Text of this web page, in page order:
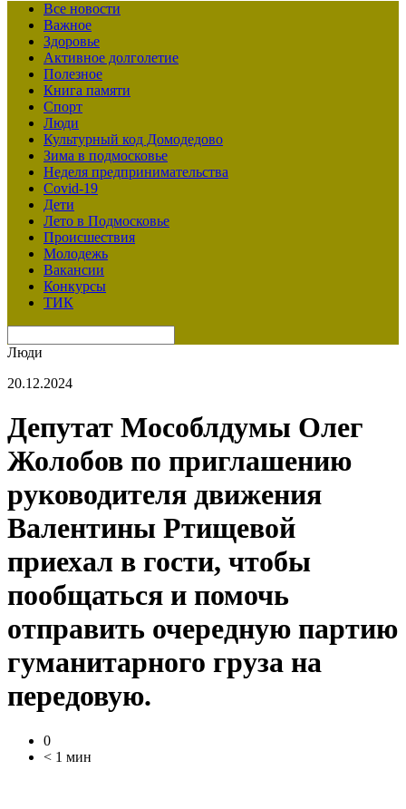
Все новости
Важное
Здоровье
Активное долголетие
Полезное
Книга памяти
Спорт
Люди
Культурный код Домодедово
Зима в подмосковье
Неделя предпринимательства
Covid-19
Дети
Лето в Подмосковье
Происшествия
Молодежь
Вакансии
Конкурсы
ТИК
Люди
20.12.2024
Депутат Мособлдумы Олег
Жолобов по приглашению
руководителя движения
Валентины Ртищевой
приехал в гости, чтобы
пообщаться и помочь
отправить очередную партию
гуманитарного груза на
передовую.
0
< 1 мин